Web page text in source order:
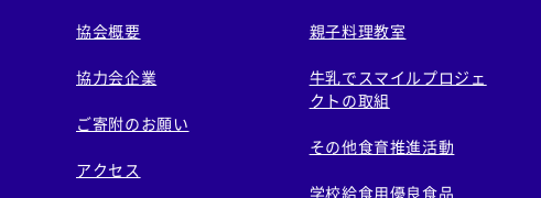
協会概要
協力会企業
ご寄附のお願い
アクセス
親子料理教室
牛乳でスマイルプロジェ
クトの取組
その他食育推進活動
学校給食用優良食品